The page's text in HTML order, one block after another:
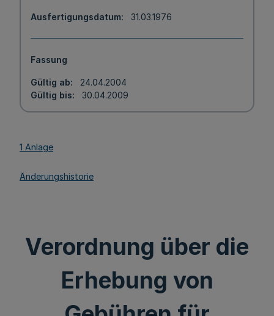
Ausfertigungsdatum 31.03.1976
Fassung
Gültig ab
24.04.2004
Gültig bis
30.04.2009
1 Anlage
Änderungshistorie
Verordnung über die
Erhebung von